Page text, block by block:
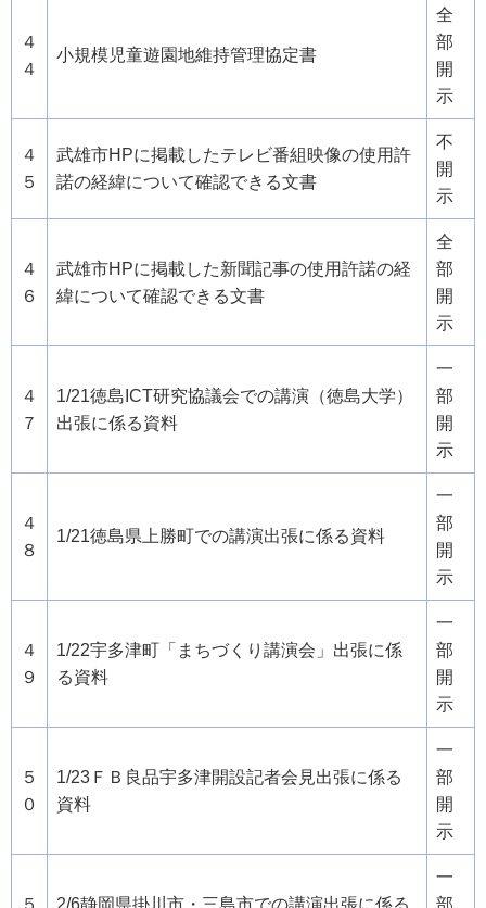
４
４
小規模児童遊園地維持管理協定書
全
部
開
示
４
５
武雄市HPに掲載したテレビ番組映像の使用許
諾の経緯について確認できる文書
不
開
示
４
６
武雄市HPに掲載した新聞記事の使用許諾の経
緯について確認できる文書
全
部
開
示
４
７
1/21徳島ICT研究協議会での講演（徳島大学）
出張に係る資料
一
部
開
示
４
８
1/21徳島県上勝町での講演出張に係る資料
一
部
開
示
４
９
1/22宇多津町「まちづくり講演会」出張に係
る資料
一
部
開
示
５
０
1/23ＦＢ良品宇多津開設記者会見出張に係る
資料
一
部
開
示
５
2/6静岡県掛川市・三島市での講演出張に係る
一
部